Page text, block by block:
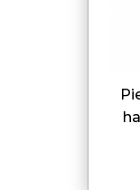
pied pour siège rotatif